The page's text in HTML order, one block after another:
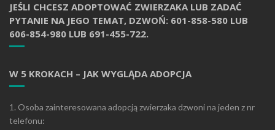
JEŚLI CHCESZ ADOPTOWAĆ ZWIERZAKA LUB ZADAĆ
PYTANIE NA JEGO TEMAT, DZWOŃ: 601-858-580 LUB
606-854-980 LUB 691-455-722.
W 5 KROKACH – JAK WYGLĄDA ADOPCJA
1. Osoba zainteresowana adopcją zwierzaka dzwoni na jeden z nr
telefonu: